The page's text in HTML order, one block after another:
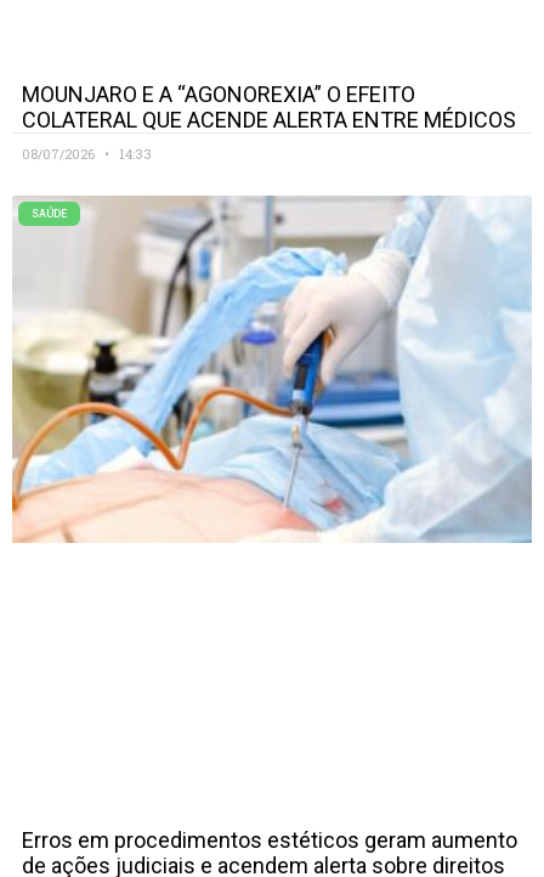
MOUNJARO E A “AGONOREXIA” O EFEITO
COLATERAL QUE ACENDE ALERTA ENTRE MÉDICOS
08/07/2026 14:33
SAÚDE
Erros em procedimentos estéticos geram aumento
de ações judiciais e acendem alerta sobre direitos